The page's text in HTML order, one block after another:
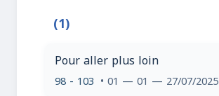
(1)
Pour aller plus loin
98 - 103 • 01 — 01 — 27/07/2025